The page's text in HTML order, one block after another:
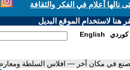
نالها أعلام في الفكر والثقافة
هنا لاستخدام الموقع البديل
English كوردي
في مكان آخر — افلاس السلطة